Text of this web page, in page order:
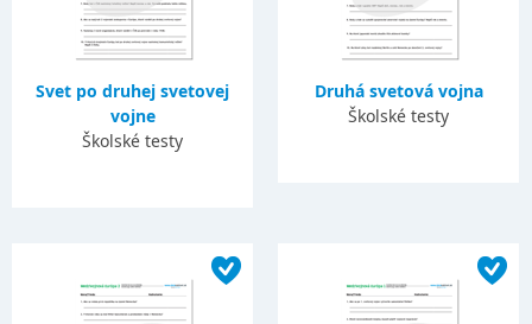
Svet po druhej svetovej
vojne
Školské testy
Druhá svetová vojna
Školské testy